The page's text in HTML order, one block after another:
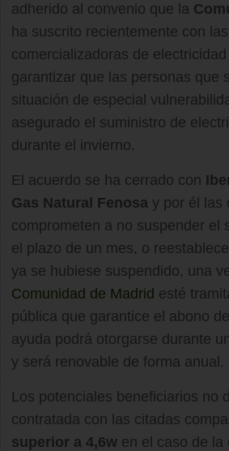
adherido al convenio que la
ha suscrito recientemente con
comercializadoras de
garantizar que las personas que
situación de especial
asegurado el suministro de
durante el invierno.
El acuerdo se ha cerrado con
Gas Natural Fenosa y por él las
comprometen a no suspender el
el plazo de un mes, o
ya se hubiese suspendido, una
Comunidad de Madrid esté
pública que garantice el abono
ayuda podrá otorgarse durante
y será renovable de forma anual.
Los potenciales beneficiarios no
contratada con las citadas
superior a 4,6w en el caso de la